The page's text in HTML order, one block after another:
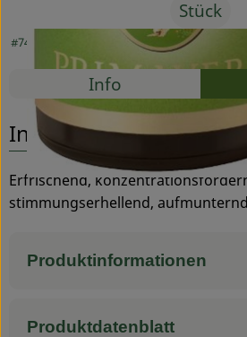
Service
Stück
#74095 / Stück 1380,00 €
Rezepte
Info
Entdecke passende
Info
Erfrischend,
stimmungserhellend,
Produktinformationen
Produktdatenblatt